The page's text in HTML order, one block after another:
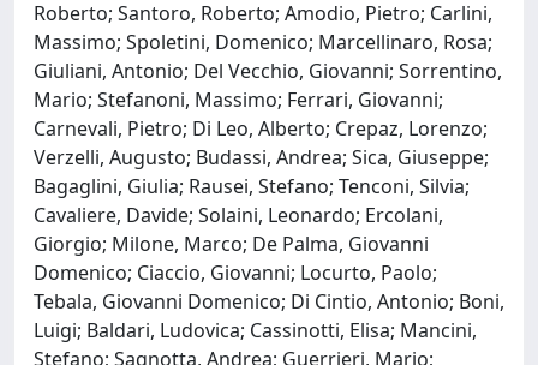
Roberto; Santoro, Roberto; Amodio, Pietro; Carlini,
Massimo; Spoletini, Domenico; Marcellinaro, Rosa;
Giuliani, Antonio; Del Vecchio, Giovanni; Sorrentino,
Mario; Stefanoni, Massimo; Ferrari, Giovanni;
Carnevali, Pietro; Di Leo, Alberto; Crepaz, Lorenzo;
Verzelli, Augusto; Budassi, Andrea; Sica, Giuseppe;
Bagaglini, Giulia; Rausei, Stefano; Tenconi, Silvia;
Cavaliere, Davide; Solaini, Leonardo; Ercolani,
Giorgio; Milone, Marco; De Palma, Giovanni
Domenico; Ciaccio, Giovanni; Locurto, Paolo;
Tebala, Giovanni Domenico; Di Cintio, Antonio; Boni,
Luigi; Baldari, Ludovica; Cassinotti, Elisa; Mancini,
Stefano; Sagnotta, Andrea; Guerrieri, Mario;